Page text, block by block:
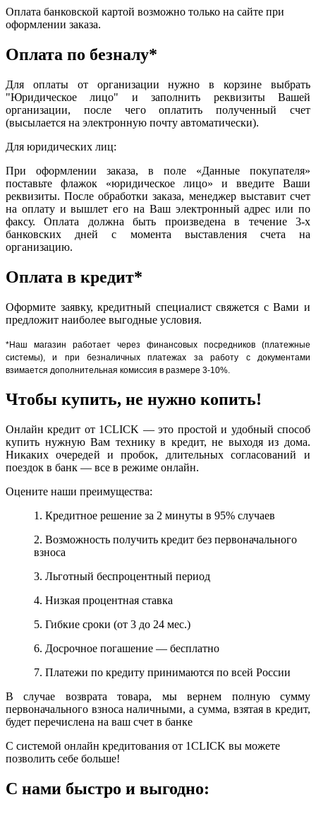
Оплата банковской картой возможно только на сайте при
оформлении заказа.
Оплата по безналу*
Для оплаты от организации нужно в корзине выбрать
"Юридическое лицо" и заполнить реквизиты Вашей
организации, после чего оплатить полученный счет
(высылается на электронную почту автоматически).
Для юридических лиц:
При оформлении заказа, в поле «Данные покупателя»
поставьте флажок «юридическое лицо» и введите Ваши
реквизиты. После обработки заказа, менеджер выставит счет
на оплату и вышлет его на Ваш электронный адрес или по
факсу. Оплата должна быть произведена в течение 3-х
банковских дней с момента выставления счета на
организацию.
Оплата в кредит*
Оформите заявку, кредитный специалист свяжется с Вами и
предложит наиболее выгодные условия.
*Наш магазин работает через финансовых посредников (платежные
системы), и при безналичных платежах за работу с документами
взимается дополнительная комиссия в размере 3-10%.
Чтобы купить, не нужно копить!
Онлайн кредит от 1CLICK — это простой и удобный способ
купить нужную Вам технику в кредит, не выходя из дома.
Никаких очередей и пробок, длительных согласований и
поездок в банк — все в режиме онлайн.
Оцените наши преимущества:
1. Кредитное решение за 2 минуты в 95% случаев
2. Возможность получить кредит без первоначального
взноса
3. Льготный беспроцентный период
4. Низкая процентная ставка
5. Гибкие сроки (от 3 до 24 мес.)
6. Досрочное погашение — бесплатно
7. Платежи по кредиту принимаются по всей России
В случае возврата товара, мы вернем полную сумму
первоначального взноса наличными, а сумма, взятая в кредит,
будет перечислена на ваш счет в банке
С системой онлайн кредитования от 1CLICK вы можете
позволить себе больше!
С нами быстро и выгодно: